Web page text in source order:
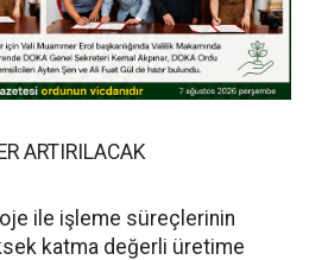
ARTIRILACAK
ile işleme süreçlerinin
katma değerli üretime